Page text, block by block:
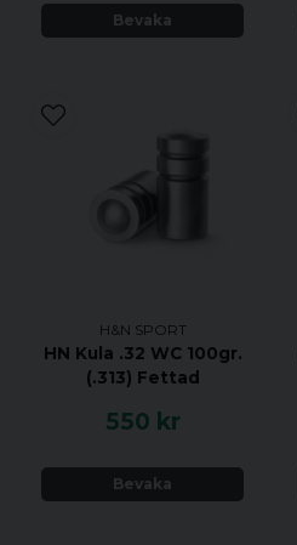
Bevaka
H&N SPORT
HN Kula .32 WC 100gr.
(.313) Fettad
550 kr
Bevaka